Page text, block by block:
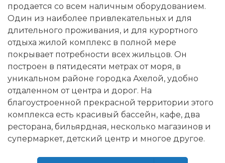
продается со всем наличным оборудованием.
Один из наиболее привлекательных и для
длительного проживания, и для курортного
отдыха жилой комплекс в полной мере
покрывает потребности всех жильцов. Он
построен в пятидесяти метрах от моря, в
уникальном районе городка Ахелой, удобно
отдаленном от центра и дорог. На
благоустроенной прекрасной территории этого
комплекса есть красивый бассейн, кафе, два
ресторана, бильярдная, несколько магазинов и
супермаркет, детский центр и многое другое.